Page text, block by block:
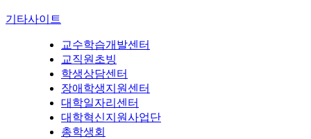
기타사이트
교수학습개발센터
교직원초빙
학생상담센터
장애학생지원센터
대학일자리센터
대학혁신지원사업단
총학생회